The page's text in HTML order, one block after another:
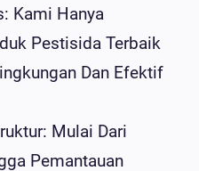
Kami Hanya
Pestisida Terbaik
Dan Efektif
Mulai Dari
Pemantauan